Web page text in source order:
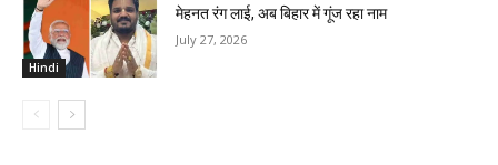
Hindi
मेहनत रंग लाई, अब बिहार में गूंज रहा नाम
July 27, 2026